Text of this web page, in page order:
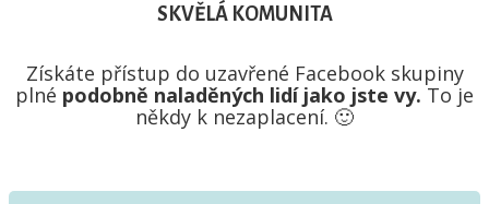
SKVĚLÁ KOMUNITA
Získáte přístup do uzavřené Facebook skupiny
plné podobně naladěných lidí jako jste vy. To je
někdy k nezaplacení. 🙂